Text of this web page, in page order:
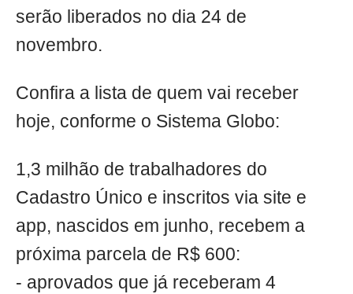
serão liberados no dia 24 de
novembro.
Confira a lista de quem vai receber
hoje, conforme o Sistema Globo:
1,3 milhão de trabalhadores do
Cadastro Único e inscritos via site e
app, nascidos em junho, recebem a
próxima parcela de R$ 600:
- aprovados que já receberam 4